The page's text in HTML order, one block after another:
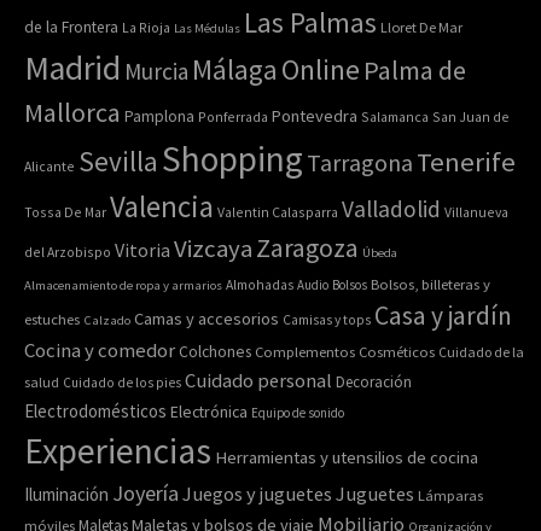
de la Frontera La Rioja Las Médulas Las Palmas Lloret De Mar
Madrid Murcia Málaga Online Palma de
Mallorca Pamplona Ponferrada Pontevedra Salamanca San Juan de
Alicante Sevilla Shopping Tarragona Tenerife
Tossa De Mar Valencia Valentin Calasparra Valladolid Villanueva
del Arzobispo Vitoria VizcayaZaragoza Úbeda
Almacenamiento de ropa y armarios Almohadas Audio Bolsos Bolsos, billeteras y
estuches Calzado Camas y accesorios Camisas y tops Casa y jardín
Cocina y comedor Colchones Complementos Cosméticos Cuidado de la
salud Cuidado de los pies Cuidado personal Decoración
Electrodomésticos Electrónica Equipo de sonido
Experiencias Herramientas y utensilios de cocina
Iluminación Joyería Juegos y juguetes Juguetes Lámparas
móviles MaletasMaletas y bolsos de viaje Mobiliario Organización y